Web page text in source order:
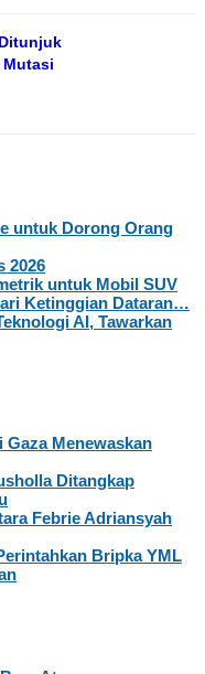
Mutasi
untuk Dorong Orang
2026
untuk Mobil SUV
Ketinggian Dataran…
AI, Tawarkan
Gaza Menewaskan
Ditangkap
Febrie Adriansyah
Bripka YML